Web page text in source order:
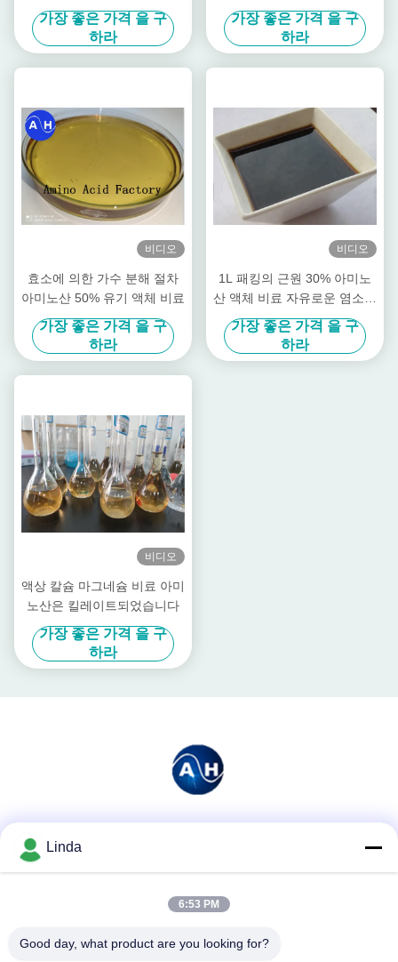
가장 좋은 가격 을 구
하라
과수 특화
가장 좋은 가격 을 구
하라
비디오
효소에 의한 가수 분해 절차
아미노산 50% 유기 액체 비료
가장 좋은 가격 을 구
하라
비디오
1L 패킹의 근원 30% 아미노
산 액체 비료 자유로운 염소를
설치하십시오
가장 좋은 가격 을 구
하라
비디오
액상 칼슘 마그네슘 비료 아미
노산은 킬레이트되었습니다
가장 좋은 가격 을 구
하라
전화
Linda
6:53 PM
Good day, what product are you looking for?